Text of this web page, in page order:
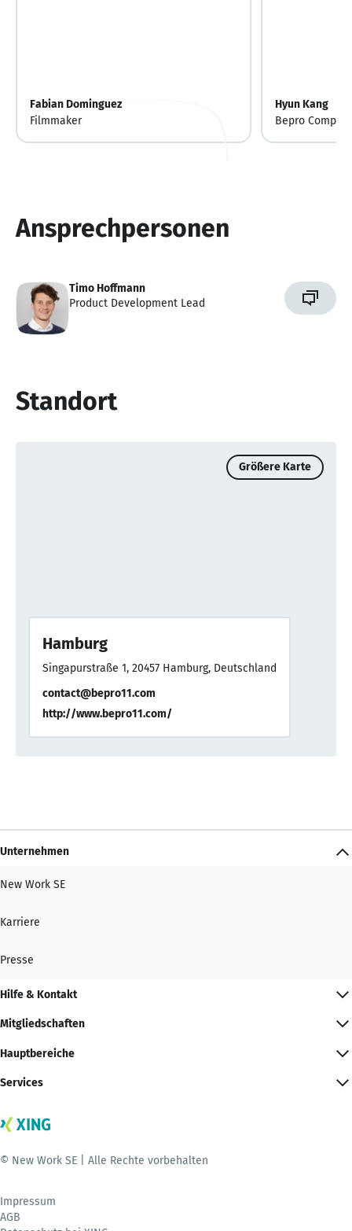
Fabian Dominguez
Filmmaker
Hyun Kang
Bepro
Ansprechpersonen
Timo Hoffmann
Product Development Lead
Standort
Größere Karte
Hamburg
Singapurstraße 1, 20457 Hamburg, Deutschland
contact@bepro11.com
http://www.bepro11.com/
Unternehmen
New Work SE
Karriere
Presse
Hilfe & Kontakt
Mitgliedschaften
Hauptbereiche
Services
© New Work SE | Alle Rechte vorbehalten
Impressum
AGB